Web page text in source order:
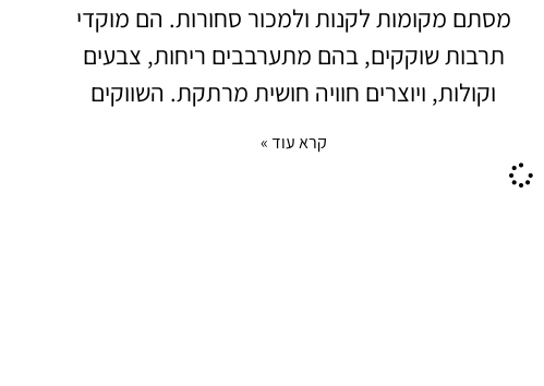
מסתם מקומות לקנות ולמכור סחורות. הם מוקדי
תרבות שוקקים, בהם מתערבבים ריחות, צבעים
וקולות, ויוצרים חוויה חושית מרתקת. השווקים
קרא עוד »